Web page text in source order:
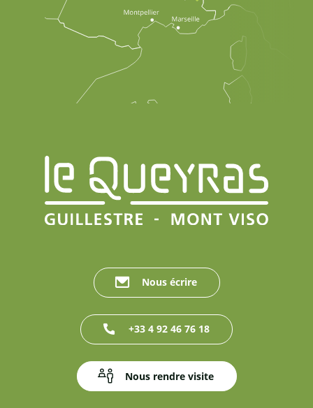
Nous écrire
+33 4 92 46 76 18
Nous rendre visite